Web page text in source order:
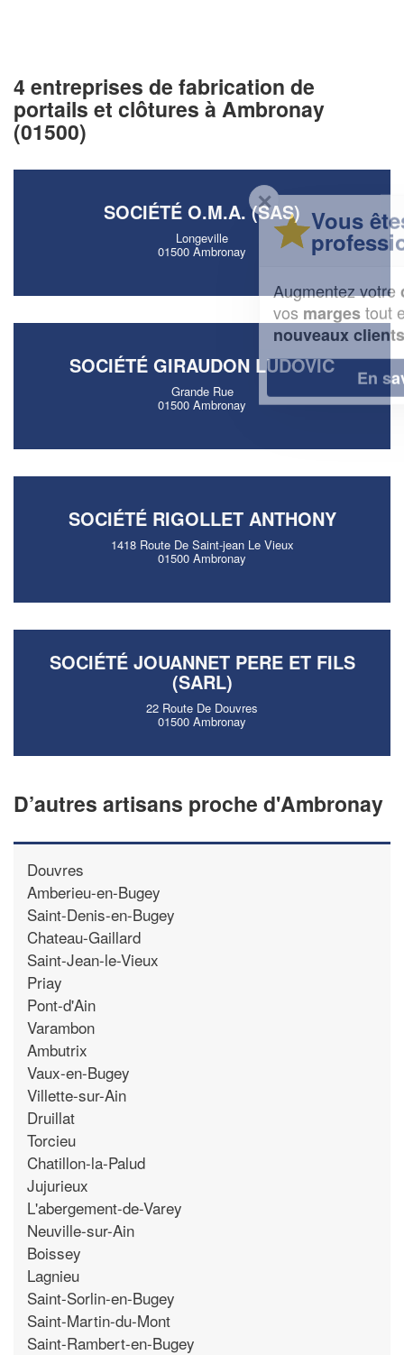
4 entreprises de fabrication de
portails et clôtures à Ambronay
(01500)
SOCIÉTÉ O.M.A. (SAS)
Longeville
01500 Ambronay
SOCIÉTÉ GIRAUDON LUDOVIC
Grande Rue
01500 Ambronay
SOCIÉTÉ RIGOLLET ANTHONY
1418 Route De Saint-jean Le Vieux
01500 Ambronay
SOCIÉTÉ JOUANNET PERE ET FILS
(SARL)
22 Route De Douvres
01500 Ambronay
D’autres artisans proche d'Ambronay
Douvres
Amberieu-en-Bugey
Saint-Denis-en-Bugey
Chateau-Gaillard
Saint-Jean-le-Vieux
Priay
Pont-d'Ain
Varambon
Ambutrix
Vaux-en-Bugey
Villette-sur-Ain
Druillat
Torcieu
Chatillon-la-Palud
Jujurieux
L'abergement-de-Varey
Neuville-sur-Ain
Boissey
Lagnieu
Saint-Sorlin-en-Bugey
Saint-Martin-du-Mont
Saint-Rambert-en-Bugey
✕
Vous êtes un
professionnel ?
Augmentez votrechiffre d'affaireset
tout en gagnant de
En savoir plus